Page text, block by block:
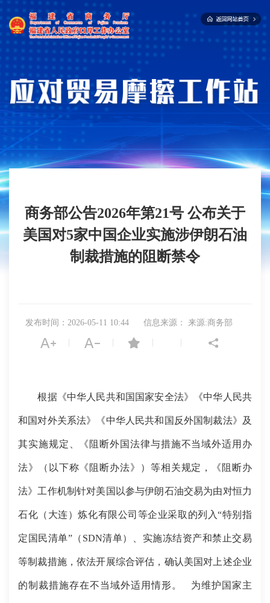
商务部公告2026年第21号 公布关于
美国对5家中国企业实施涉伊朗石油
制裁措施的阻断禁令
发布时间：2026-05-11 10:44 信息来源： 来源:商务部
根据《中华人民共和国国家安全法》《中华人民共
和国对外关系法》《中华人民共和国反外国制裁法》及
其实施规定、《阻断外国法律与措施不当域外适用办
法》（以下称《阻断办法》）等相关规定，《阻断办
法》工作机制针对美国以参与伊朗石油交易为由对恒力
石化（大连）炼化有限公司等企业采取的列入“特别指
定国民清单”（SDN清单）、实施冻结资产和禁止交易
等制裁措施，依法开展综合评估，确认美国对上述企业
的制裁措施存在不当域外适用情形。 为维护国家主